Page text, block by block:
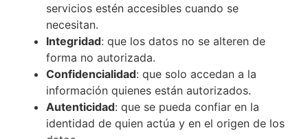
servicios estén accesibles cuando se
necesitan.
Integridad: que los datos no se alteren de
forma no autorizada.
Confidencialidad: que solo accedan a la
información quienes están autorizados.
Autenticidad: que se pueda confiar en la
identidad de quien actúa y en el origen de los